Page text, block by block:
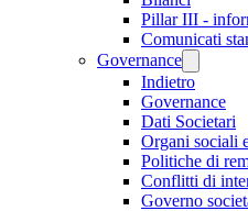
Pillar III -
Comunicati
Governance
Indietro
Governance
Dati Societari
Organi sociali
Politiche di
Conflitti di
Governo